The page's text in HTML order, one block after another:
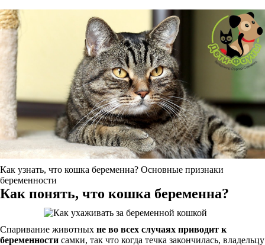
Как узнать, что кошка беременна? Основные признаки
беременности
Как понять, что кошка беременна?
Спаривание животных не во всех случаях приводит к
беременности самки, так что когда течка закончилась, владельцу